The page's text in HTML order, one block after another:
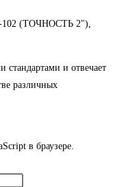
(ТОЧНОСТЬ 2"),
стандартами и отвечает
различных
в браузере.